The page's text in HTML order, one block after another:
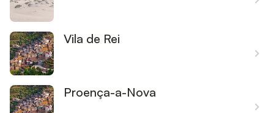
Vila de Rei
Proença-a-Nova